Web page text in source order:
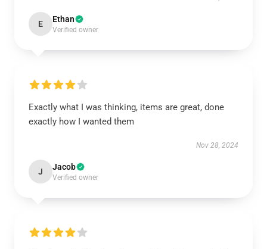
E Ethan
Verified owner
Exactly what I was thinking, items are great, done
exactly how I wanted them
Nov 28, 2024
J Jacob
Verified owner